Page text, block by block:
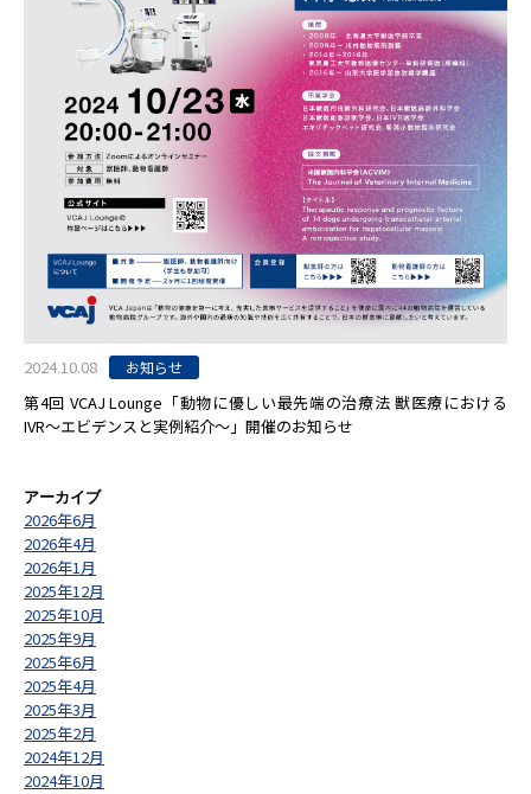
アーカイブ
2026年6月
2026年4月
2026年1月
2025年12月
2025年10月
2025年9月
2025年6月
2025年4月
2025年3月
2025年2月
2024年12月
2024年10月
2024.10.08 お知らせ
第4回 VCAJ Lounge「動物に優しい最先端の治療法 獣医療における
IVR〜エビデンスと実例紹介〜」開催のお知らせ